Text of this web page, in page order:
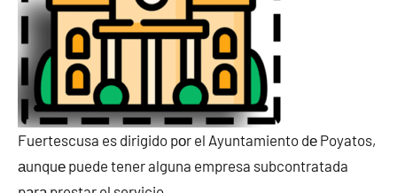
Fuertescusa es dirigido pοr el Ayuntamiento dе Poyatos,
аunquе puede tener alguna empresa subcontratada